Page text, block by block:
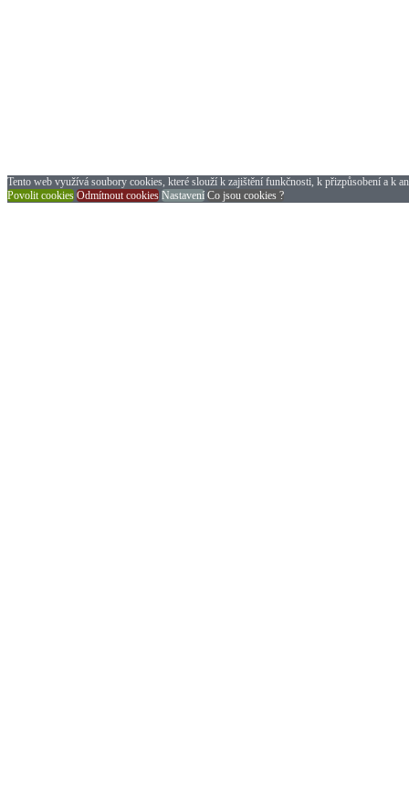
Tento web využívá soubory cookies, které slouží k zajištění funkčnosti, k přizpůsobení a k
Povolit cookies Odmítnout cookies Nastavení Co jsou cookies ?